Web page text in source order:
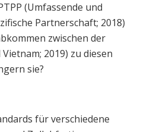
(Umfassende und
Partnerschaft; 2018)
zwischen der
2019) zu diesen
sie?
für verschiedene